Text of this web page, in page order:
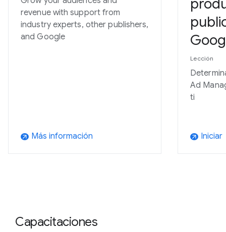
revenue with support from
industry experts, other publishers,
and Google
arrow_outward Más información
Lección
Ad
ti
arrow_outward Iniciar
Capacitaciones